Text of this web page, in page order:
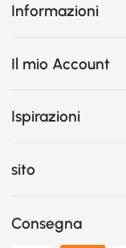
Informazioni
Il mio Account
Ispirazioni
sito
Consegna